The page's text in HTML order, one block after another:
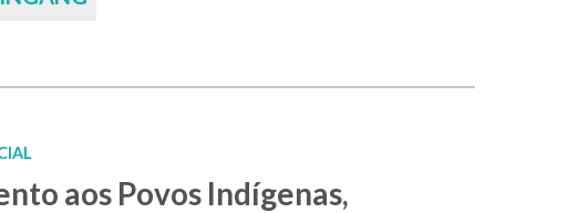
aos Povos Indígenas,